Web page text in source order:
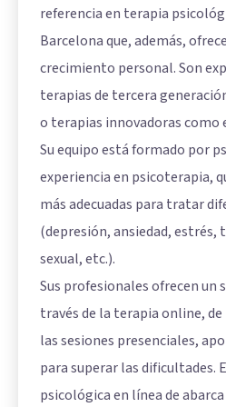
referencia en terapia
Barcelona que, además,
crecimiento personal. Son
terapias de tercera
o terapias innovadoras como
Su equipo está formado por
experiencia en psicoterapia,
más adecuadas para tratar
(depresión, ansiedad, estrés,
sexual, etc.).
Sus profesionales ofrecen un
través de la terapia online,
las sesiones presenciales,
para superar las dificultades.
psicológica en línea de